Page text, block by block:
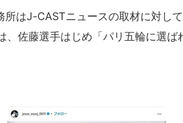
はJ-CASTニュースの取材に対し
、佐藤選手はじめ「パリ五輪に選ば